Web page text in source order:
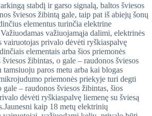
stabdį ir garso signalą, baltos šviesos
šviesos žibintą gale, taip pat iš abiejų šonų
elementus turinčia elektrine
važiuojamąja dalimi, elektrinės
vairuotojas privalo dėvėti ryškiaspalvę
elementais arba šios priemonės
žibintas, o gale – raudonos šviesos
paros metu arba kai blogas
priemonės priekyje turi degti
gale – raudonos šviesos žibintas, šios
dėvėti ryškiaspalvę liemenę su šviesą
kaip 18 metų elektrinių